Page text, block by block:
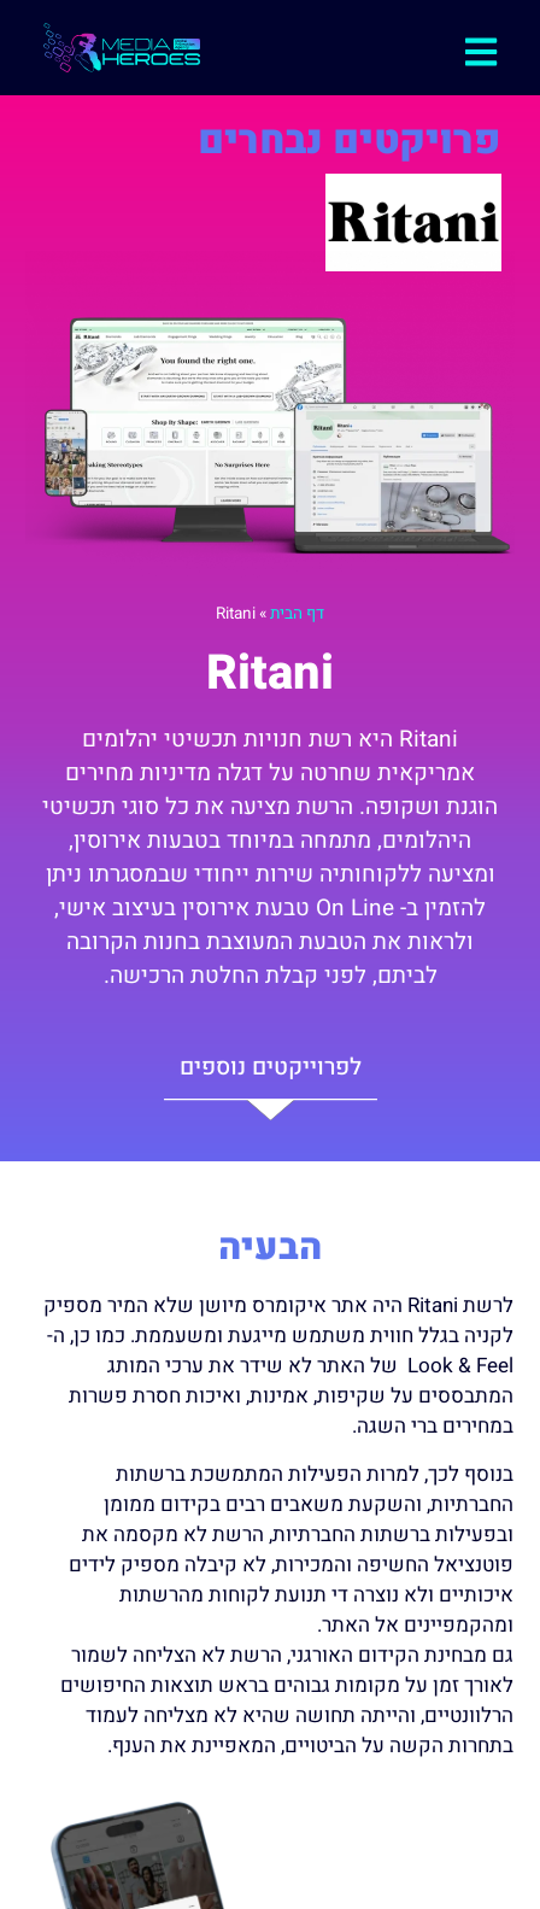
פרויקטים נבחרים
דף הבית»
Ritani
Ritani
Ritani היא רשת חנויות תכשיטי יהלומים
אמריקאית שחרטה על דגלה מדיניות מחירים
הוגנת ושקופה. הרשת מציעה את כל סוגי תכשיטי
היהלומים, מתמחה במיוחד בטבעות אירוסין,
ומציעה ללקוחותיה שירות ייחודי שבמסגרתו ניתן
להזמין ב- On Line טבעת אירוסין בעיצוב אישי,
ולראות את הטבעת המעוצבת בחנות הקרובה
לביתם, לפני קבלת החלטת הרכישה.
לפרוייקטים נוספים
הבעיה
לרשת Ritani היה אתר איקומרס מיושן שלא המיר מספיק
לקניה בגלל חווית משתמש מייגעת ומשעממת. כמו כן, ה-
Look & Feel של האתר לא שידר את ערכי המותג
המתבססים על שקיפות, אמינות, ואיכות חסרת פשרות
במחירים ברי השגה.
בנוסף לכך, למרות הפעילות המתמשכת ברשתות
החברתיות, והשקעת משאבים רבים בקידום ממומן
ובפעילות ברשתות החברתיות, הרשת לא מקסמה את
פוטנציאל החשיפה והמכירות, לא קיבלה מספיק לידים
איכותיים ולא נוצרה די תנועת לקוחות מהרשתות
ומהקמפיינים אל האתר.
גם מבחינת הקידום האורגני, הרשת לא הצליחה לשמור
לאורך זמן על מקומות גבוהים בראש תוצאות החיפושים
הרלוונטיים, והייתה תחושה שהיא לא מצליחה לעמוד
בתחרות הקשה על הביטויים, המאפיינת את הענף.